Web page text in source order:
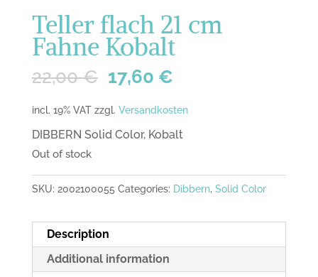
Teller flach 21 cm
Fahne Kobalt
22,00€ 17,60 €
incl. 19% VAT zzgl. Versandkosten
DIBBERN Solid Color, Kobalt
Out of stock
SKU: 2002100055 Categories: Dibbern, Solid Color
Description
Additional information